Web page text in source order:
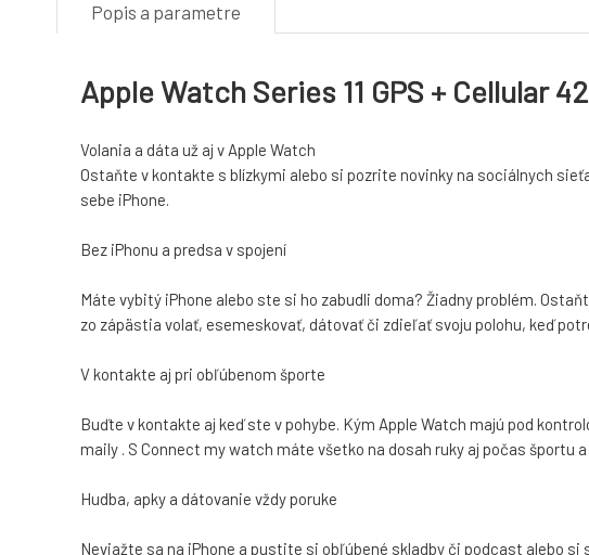
Popis a parametre
Apple Watch Series 11 GPS + Cellular
Volania a dáta už aj v Apple Watch
Ostaňte v kontakte s blízkymi alebo si pozrite novinky na sociálnych
sebe iPhone.
Bez iPhonu a predsa v spojení
Máte vybitý iPhone alebo ste si ho zabudli doma? Žiadny problém.
zo zápästia volať, esemeskovať, dátovať či zdieľať svoju polohu, keď
V kontakte aj pri obľúbenom športe
Buďte v kontakte aj keď ste v pohybe. Kým Apple Watch majú pod
maily . S Connect my watch máte všetko na dosah ruky aj počas športu
Hudba, apky a dátovanie vždy poruke
Neviažte sa na iPhone a pustite si obľúbené skladby či podcast alebo